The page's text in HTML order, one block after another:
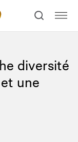
diversité
une